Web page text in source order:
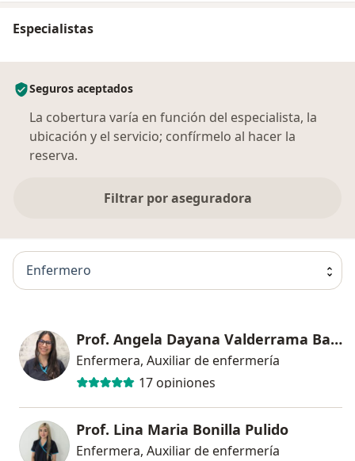
Especialistas
Seguros aceptados
La cobertura varía en función del especialista, la
ubicación y el servicio; confírmelo al hacer la
reserva.
Filtrar por aseguradora
Enfermero
Prof. Angela Dayana Valderrama Barreto
Enfermera, Auxiliar de enfermería
17 opiniones
Prof. Lina Maria Bonilla Pulido
Enfermera, Auxiliar de enfermería